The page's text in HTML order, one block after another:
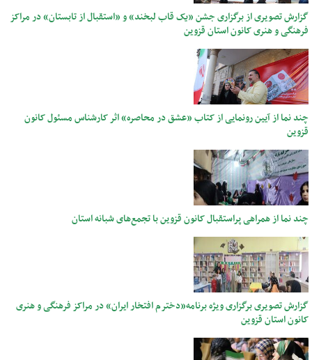
گزارش تصویری از برگزاری جشن «یک قاب لبخند» و «استقبال از تابستان» در مراکز
فرهنگی و هنری کانون استان قزوین
چند نما از آیین رونمایی از کتاب «عشق در محاصره» اثر کارشناس مسئول کانون
قزوین
چند نما از همراهی پراستقبال کانون قزوین با تجمع‌های شبانه استان
گزارش تصویری برگزاری ویژه برنامه«دخترم افتخار ایران» در مراکز فرهنگی و هنری
کانون استان قزوین